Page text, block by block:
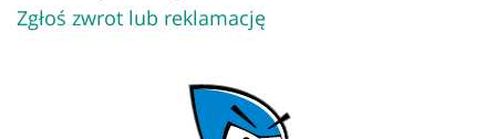
Zgłoś zwrot lub reklamację